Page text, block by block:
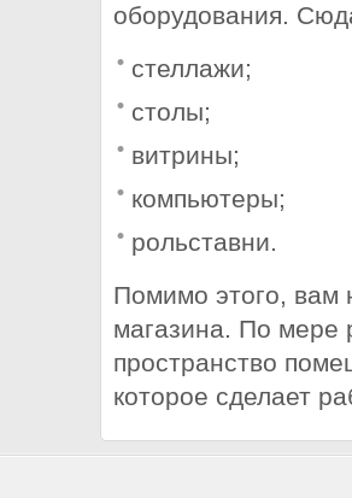
оборудования.
стеллажи;
столы;
витрины;
компьютеры;
рольставни.
Помимо этого, вам
магазина. По мере
пространство
которое сделает